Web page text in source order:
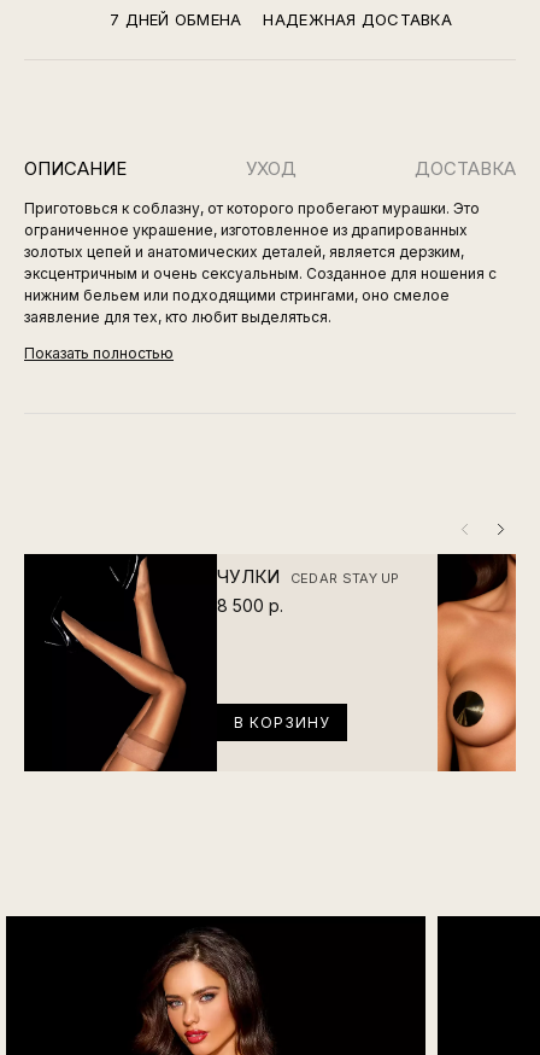
7 ДНЕЙ ОБМЕНА НАДЕЖНАЯ ДОСТАВКА
ОПИСАНИЕ УХОД ДОСТАВКА
Приготовься к соблазну, от которого пробегают мурашки. Это
ограниченное украшение, изготовленное из драпированных
золотых цепей и анатомических деталей, является дерзким,
эксцентричным и очень сексуальным. Созданное для ношения с
нижним бельем или подходящими стрингами, оно смелое
заявление для тех, кто любит выделяться.
Показать полностью
ЧУЛКИ CEDAR STAY UP
8 500 р.
В КОРЗИНУ